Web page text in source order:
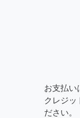
お支払い
クレジッ
ださい。